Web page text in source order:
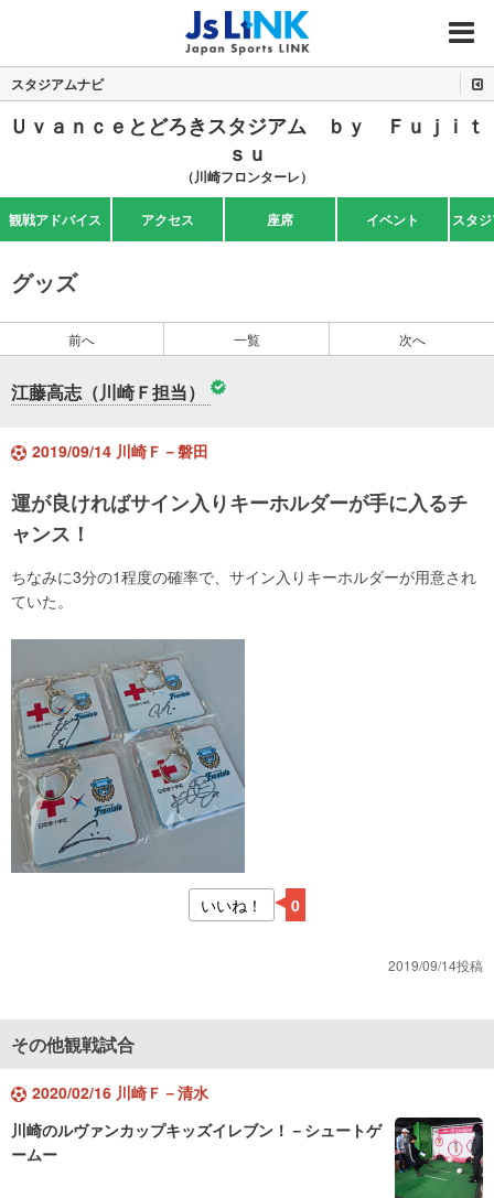
MENU
スタジアムナビ
Ｕｖａｎｃｅとどろきスタジアム ｂｙ Ｆｕｊｉｔ
ｓｕ
（川崎フロンターレ）
観戦アドバイス アクセス 座席 イベント スタ
グッズ
前へ 一覧 次へ
江藤高志（川崎Ｆ担当）
2019/09/14 川崎Ｆ－磐田
運が良ければサイン入りキーホルダーが手に入るチ
ャンス！
ちなみに3分の1程度の確率で、サイン入りキーホルダーが用意され
ていた。
いいね！ 0
2019/09/14投稿
その他観戦試合
2020/02/16 川崎Ｆ－清水
川崎のルヴァンカップキッズイレブン！－シュートゲ
ームー